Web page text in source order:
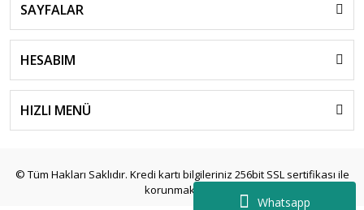
Whatsapp
SAYFALAR
HESABIM
HIZLI MENÜ
© Tüm Hakları Saklıdır. Kredi kartı bilgileriniz 256bit SSL sertifikası ile
korunmaktadır.